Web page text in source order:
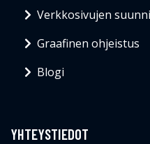
Verkkosivujen
Graafinen ohjeistus
Blogi
YHTEYSTIEDOT